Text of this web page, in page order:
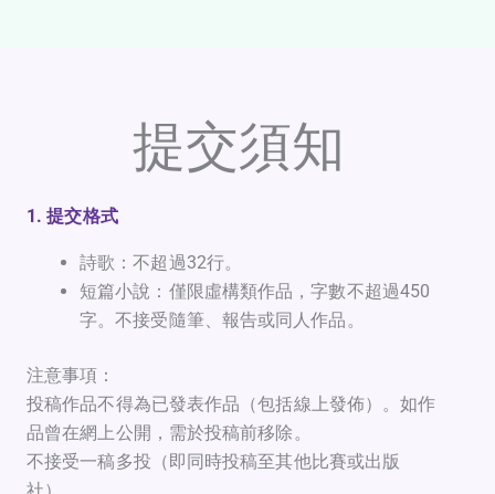
提交須知
1. 提交格式
詩歌：不超過32行。
短篇小說：僅限虛構類作品，字數不超過450
字。不接受隨筆、報告或同人作品。
注意事項：
投稿作品不得為已發表作品（包括線上發佈）。如作
品曾在網上公開，需於投稿前移除。
不接受一稿多投（即同時投稿至其他比賽或出版